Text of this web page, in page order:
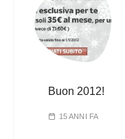
Buon 2012!
15 ANNI FA